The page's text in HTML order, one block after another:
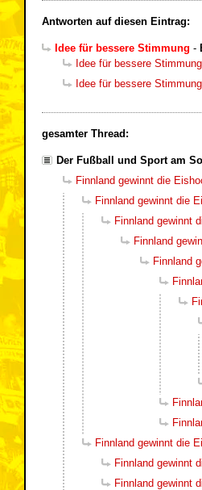
Antworten auf diesen Eintrag:
Idee für bessere Stimmung -
Idee für bessere Stimmung
Idee für bessere Stimmung
gesamter Thread:
Der Fußball und Sport am
Finnland gewinnt die
Finnland gewinnt die
Finnland gewinnt
Finnland
Finnland
Finnland gewinnt die
Finnland gewinnt
Finnland gewinnt